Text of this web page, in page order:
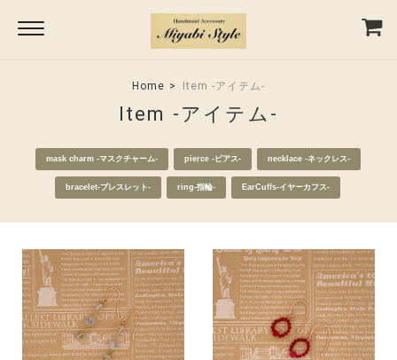
Home Item -アイテム-
Item -アイテム-
mask charm -マスクチャーム- pierce -ピアス- necklace -ネックレス-
bracelet-ブレスレット- ring-指輪- EarCuffs-イヤーカフス-